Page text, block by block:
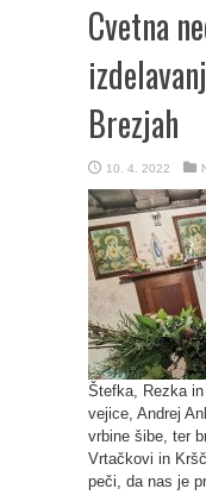
Cvetna
Brezjah
10. 4. 2022
Štefka, Rezka
vejice, Andrej
vrbine šibe, ter
Vrtačkovi in
peči, da nas je